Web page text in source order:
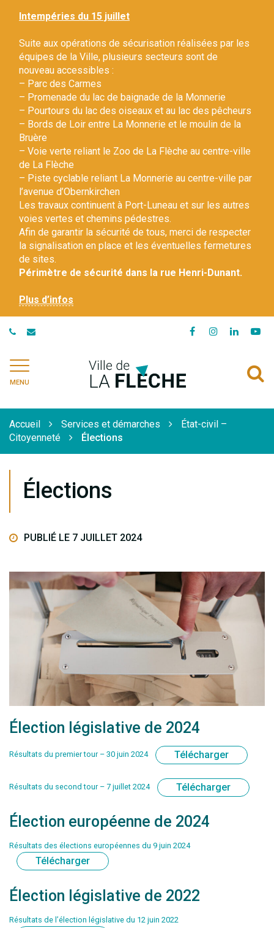
Intempéries du 15 juillet
Suite aux opérations de sécurisation réalisées par les
équipes de la Ville, plusieurs secteurs sont de
nouveau accessibles :
– Parc des Carmes
– Promenade du lac de baignade de la Monnerie
– Pourtours du lac des oiseaux et au lac des pêcheurs
– Bords de Loir entre La Monnerie et le moulin de la
Bruère
– Voie verte reliant le Zoo de La Flèche au centre-ville
de La Flèche
– Piste cyclable reliant La Monnerie au centre-ville par
l’avenue d’Obernkirchen
Les travaux continuent à Port-Luneau et sur les autres
voies vertes et chemins pédestres.
Afin de garantir la sécurité de tous, merci de respecter
la signalisation en place et les éventuelles fermetures
de sites.
Périmètre de sécurité dans la rue Henri-Dunant.
Plus d’infos
Lien
Lien
compte
Instagram
Lien
compte
MENU
Accueil Services et démarches
État-civil –
Citoyenneté
Élections
Élections
PUBLIÉ LE 7 JUILLET 2024
Élection législative de 2024
Résultats du premier tour – 30 juin 2024 Télécharger
Résultats du second tour – 7 juillet 2024 Télécharger
Élection européenne de 2024
Résultats des élections européennes du 9 juin 2024
Télécharger
Élection législative de 2022
Résultats de l’élection législative du 12 juin 2022